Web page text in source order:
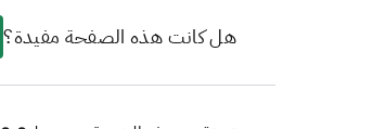
هل كانت هذه الصفحة مفيدة؟